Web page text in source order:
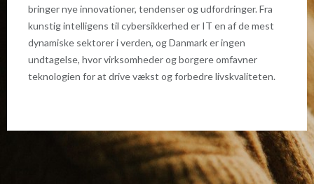
bringer nye innovationer, tendenser og udfordringer. Fra
kunstig intelligens til cybersikkerhed er IT en af de mest
dynamiske sektorer i verden, og Danmark er ingen
undtagelse, hvor virksomheder og borgere omfavner
teknologien for at drive vækst og forbedre livskvaliteten.